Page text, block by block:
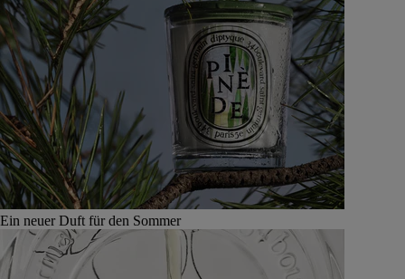
Ein neuer Duft für den Sommer